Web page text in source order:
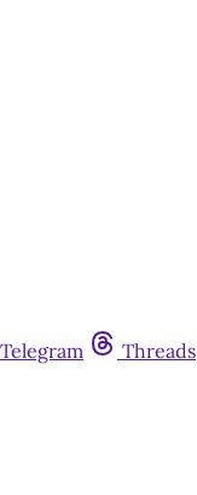
Telegram Threads